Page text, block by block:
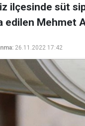
ilçesinde süt
edilen Mehmet
26.11.2022 17:42